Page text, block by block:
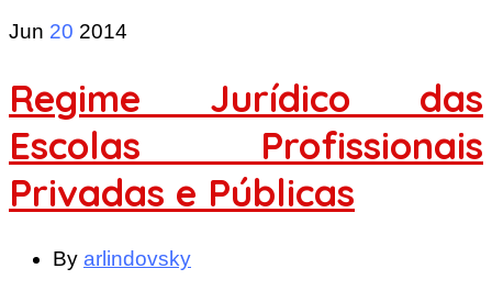
Jun 20 2014
Regime Jurídico das
Escolas Profissionais
Privadas e Públicas
By arlindovsky